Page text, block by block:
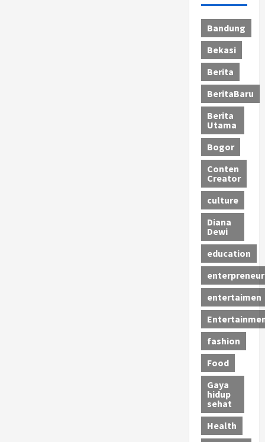
Bandung
Bekasi
Berita
BeritaBaru
Berita
Utama
Bogor
Conten
Creator
culture
Diana
Dewi
education
enterpreneur
entertaimen
fashion
Food
Gaya
hidup
sehat
Health